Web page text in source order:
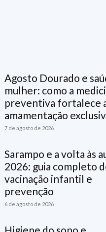
Agosto Dourado e
mulher: como a
preventiva fortalece
amamentação
7 de agosto de 2026
Sarampo e a volta às
2026: guia completo
vacinação infantil e
prevenção
6 de agosto de 2026